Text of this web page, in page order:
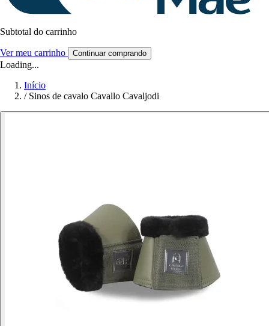
Subtotal do carrinho
Ver meu carrinho Continuar comprando
Loading...
Início
/ Sinos de cavalo Cavallo Cavaljodi